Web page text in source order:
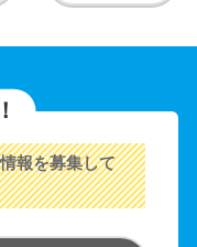
報を募集して